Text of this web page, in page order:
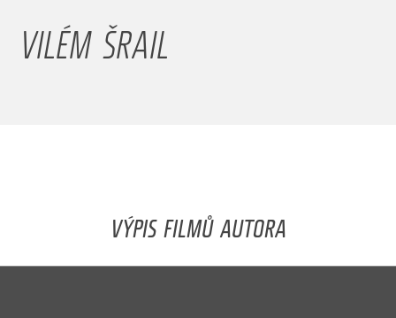
VILÉM ŠRAIL
VÝPIS FILMŮ AUTORA